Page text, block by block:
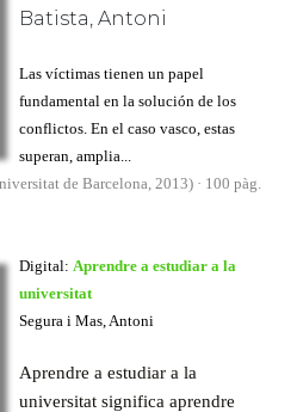
Batista, Antoni
Las víctimas tienen un papel
fundamental en la solución de los
conflictos. En el caso vasco, estas
superan, amplia...
de Barcelona, 2013) · 100 pàg.
Digital: Aprendre a estudiar a la
universitat
Segura i Mas, Antoni
Aprendre a estudiar a la
universitat significa aprendre